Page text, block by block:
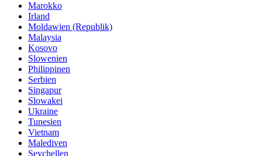
Marokko
Irland
Moldawien (Republik)
Malaysia
Kosovo
Slowenien
Philippinen
Serbien
Singapur
Slowakei
Ukraine
Tunesien
Vietnam
Malediven
Seychellen